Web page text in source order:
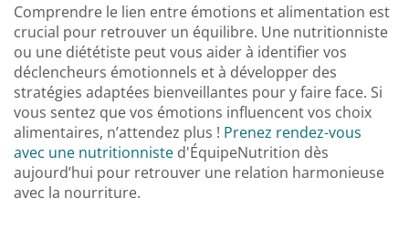
Comprendre le lien entre émotions et alimentation est
crucial pour retrouver un équilibre. Une nutritionniste
ou une diététiste peut vous aider à identifier vos
déclencheurs émotionnels et à développer des
stratégies adaptées bienveillantes pour y faire face. Si
vous sentez que vos émotions influencent vos choix
alimentaires, n’attendez plus ! Prenez rendez-vous
avec une nutritionniste d'ÉquipeNutrition dès
aujourd’hui pour retrouver une relation harmonieuse
avec la nourriture.